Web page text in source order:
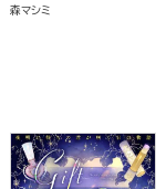
森マシミ